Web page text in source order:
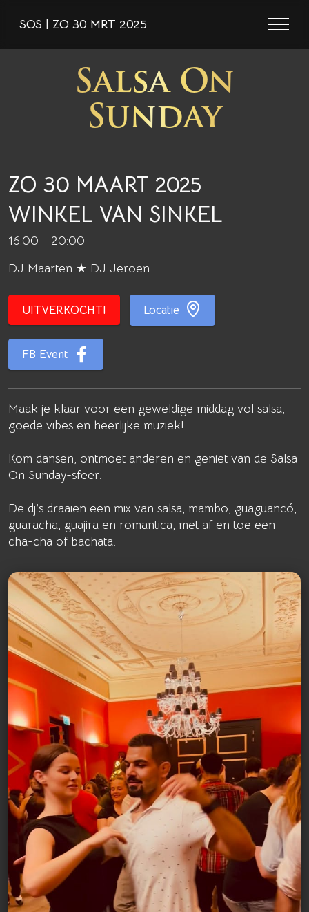
SOS | ZO 30 MRT 2025
Salsa On
Sunday
ZO 30 MAART 2025
WINKEL VAN SINKEL
16:00 - 20:00
DJ Maarten ★ DJ Jeroen
UITVERKOCHT! Locatie
FB Event
Maak je klaar voor een geweldige middag vol salsa,
goede vibes en heerlijke muziek!
Kom dansen, ontmoet anderen en geniet van de Salsa
On Sunday-sfeer.
De dj’s draaien een mix van salsa, mambo, guaguancó,
guaracha, guajira en romantica, met af en toe een
cha-cha of bachata.